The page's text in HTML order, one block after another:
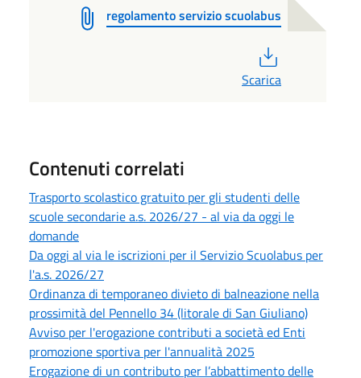
regolamento servizio scuolabus
Scarica
Contenuti correlati
Trasporto scolastico gratuito per gli studenti delle
scuole secondarie a.s. 2026/27 - al via da oggi le
domande
Da oggi al via le iscrizioni per il Servizio Scuolabus per
l'a.s. 2026/27
Ordinanza di temporaneo divieto di balneazione nella
prossimità del Pennello 34 (litorale di San Giuliano)
Avviso per l'erogazione contributi a società ed Enti
promozione sportiva per l'annualità 2025
Erogazione di un contributo per l’abbattimento delle